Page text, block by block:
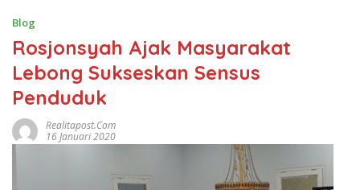
Blog
Rosjonsyah Ajak Masyarakat
Lebong Sukseskan Sensus
Penduduk
Realitapost.com
16 Januari 2020